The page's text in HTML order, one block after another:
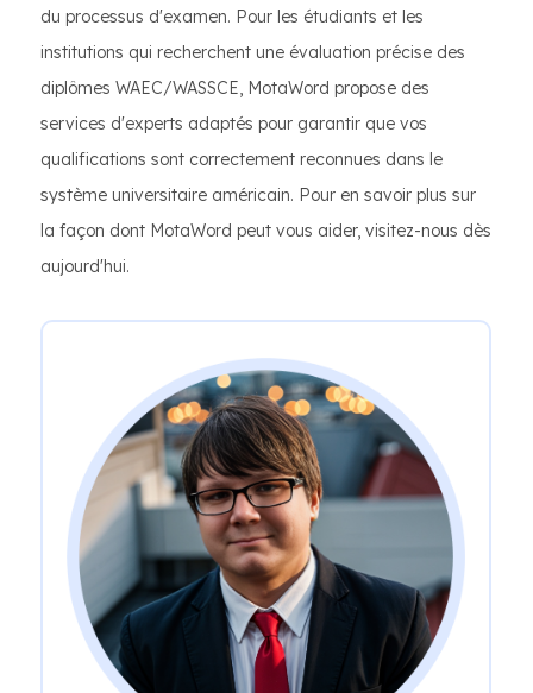
du processus d'examen. Pour les étudiants et les
institutions qui recherchent une évaluation précise des
diplômes WAEC/WASSCE, MotaWord propose des
services d'experts adaptés pour garantir que vos
qualifications sont correctement reconnues dans le
système universitaire américain. Pour en savoir plus sur
la façon dont MotaWord peut vous aider, visitez-nous dès
aujourd'hui.